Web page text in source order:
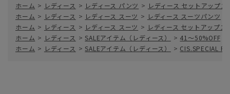
ホーム > レディース > レディース パンツ > レディース セットアップ
ホーム > レディース > レディース スーツ > レディース スーツパンツ
ホーム > レディース > レディース スーツ > レディース セットアップス
ホーム > レディース > SALEアイテム（レディース） > 41～50%OFF
ホーム > レディース > SALEアイテム（レディース） > CIS.SPECIAL